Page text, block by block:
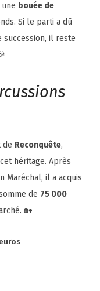
bouée de
Si le parti a dû
succession, il reste
de Reconquête,
héritage. Après
Maréchal, il a acquis
de 75 000
🏡